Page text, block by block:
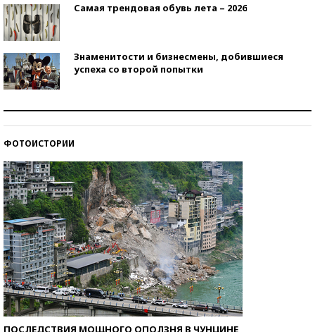
Самая трендовая обувь лета – 2026
Знаменитости и бизнесмены, добившиеся
успеха со второй попытки
ФОТОИСТОРИИ
ПОСЛЕДСТВИЯ МОЩНОГО ОПОЛЗНЯ В ЧУНЦИНЕ